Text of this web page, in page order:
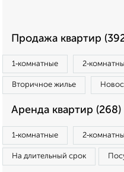
Продажа квартир
1‑комнатные
Вторичное жилье
Аренда квартир (268)
1‑комнатные
На длительный срок